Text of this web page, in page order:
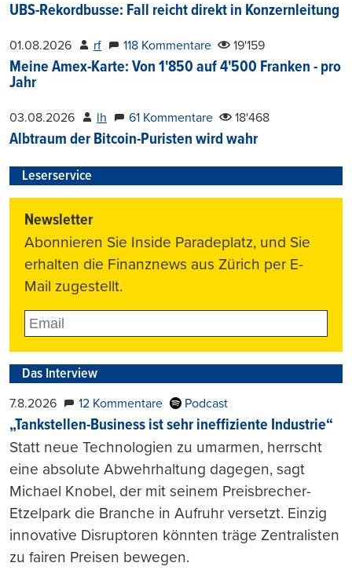
UBS-Rekordbusse: Fall reicht direkt in Konzernleitung
01.08.2026 rf 118 Kommentare 19'159
Meine Amex-Karte: Von 1'850 auf 4'500 Franken - pro
Jahr
03.08.2026 lh 61 Kommentare 18'468
Albtraum der Bitcoin-Puristen wird wahr
Leserservice
Newsletter
Abonnieren Sie Inside Paradeplatz, und Sie
erhalten die Finanznews aus Zürich per E-
Mail zugestellt.
Das Interview
7.8.2026 12 Kommentare Podcast
„Tankstellen-Business ist sehr ineffiziente Industrie“
Statt neue Technologien zu umarmen, herrscht
eine absolute Abwehrhaltung dagegen, sagt
Michael Knobel, der mit seinem Preisbrecher-
Etzelpark die Branche in Aufruhr versetzt. Einzig
innovative Disruptoren könnten träge Zentralisten
zu fairen Preisen bewegen.